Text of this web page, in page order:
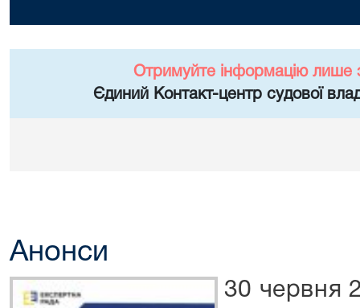
Отримуйте інформацію лише
Єдиний Контакт-центр судової
Анонси
30 червня